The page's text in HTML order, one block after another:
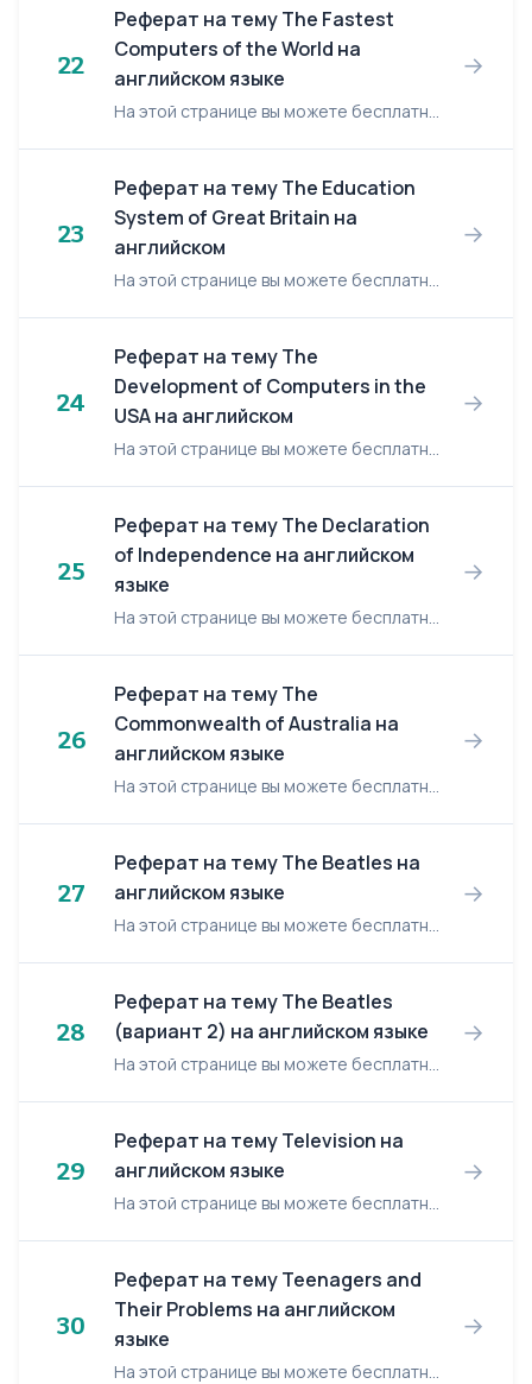
22
Реферат на тему The Fastest
Computers of the World на
английском языке
На этой странице вы можете бесплатно читать реферат на английском языке: The Fastest Computers of the World. The Fastest Computers of the World One of sensations presently is the supercomp...
→
23
Реферат на тему The Education
System of Great Britain на
английском
На этой странице вы можете бесплатно читать реферат на английском языке: The Education System of Great Britain. The Education System of Great Britain The educational system of G.B. is ext...
→
24
Реферат на тему The
Development of Computers in the
USA на английском
На этой странице вы можете бесплатно читать реферат на английском языке: The Development of Computers in the USA. The Development of Computers in the USA In the early 1960s, when computer...
→
25
Реферат на тему The Declaration
of Independence на английском
языке
На этой странице вы можете бесплатно читать реферат на английском языке: The Declaration of Independence. The Declaration of Independence In Congress, July 4, 1776, THE UNANIMOUS DEC...
→
26
Реферат на тему The
Commonwealth of Australia на
английском языке
На этой странице вы можете бесплатно читать реферат на английском языке: The Commonwealth of Australia. The Commonwealth of Australia The Commonwealth of Australia is a self-government fe...
→
27
Реферат на тему The Beatles на
английском языке
На этой странице вы можете бесплатно читать реферат на английском языке: The Beatles. The Beatles The English ROCK MUSIC group The Beatles gave the 1960s it’s characteristic musical flavor...
→
28
Реферат на тему The Beatles
(вариант 2) на английском языке
На этой странице вы можете бесплатно читать реферат на английском языке: The Beatles. The Beatles When people hear the name "The Beatles" most people think of lead singer, John Lennon. How...
→
29
Реферат на тему Television на
английском языке
На этой странице вы можете бесплатно читать реферат на английском языке: Television. Television Nowadays TV has become a great part of our live. Many people all over the world come home af...
→
30
Реферат на тему Teenagers and
Their Problems на английском
языке
На этой странице вы можете бесплатно читать реферат на английском языке: Teenagers and Their Problems. Teenagers and Their Problems There are many young people in our country. Teenager...
→